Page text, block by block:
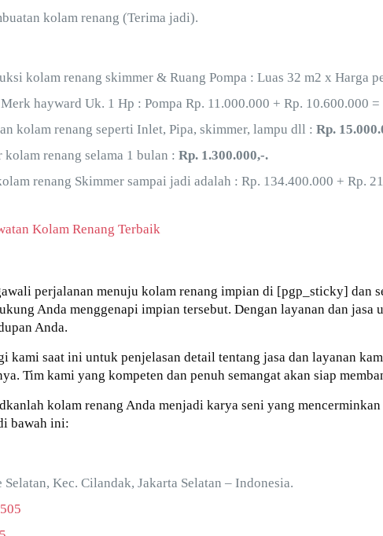
kolam renang (Terima jadi).
kolam renang skimmer & Ruang Pompa : Luas 32 m2 x Harga
hayward Uk. 1 Hp : Pompa Rp. 11.000.000 + Rp. 10.600.000 =
kolam renang seperti Inlet, Pipa, skimmer, lampu dll :Rp.
kolam renang selama 1 bulan :Rp. 1.300.000,-.
renang Skimmer sampai jadi adalah : Rp. 134.400.000 + Rp.
Kolam Renang Terbaik
perjalanan menuju kolam renang impian di [pgp_sticky] dan
Anda menggenapi impian tersebut. Dengan layanan dan
Anda.
kami saat ini untuk penjelasan detail tentang jasa dan layanan
Tim kami yang kompeten dan penuh semangat akan siap
kolam renang Anda menjadi karya seni yang
bawah ini:
Kec. Cilandak, Jakarta Selatan – Indonesia.